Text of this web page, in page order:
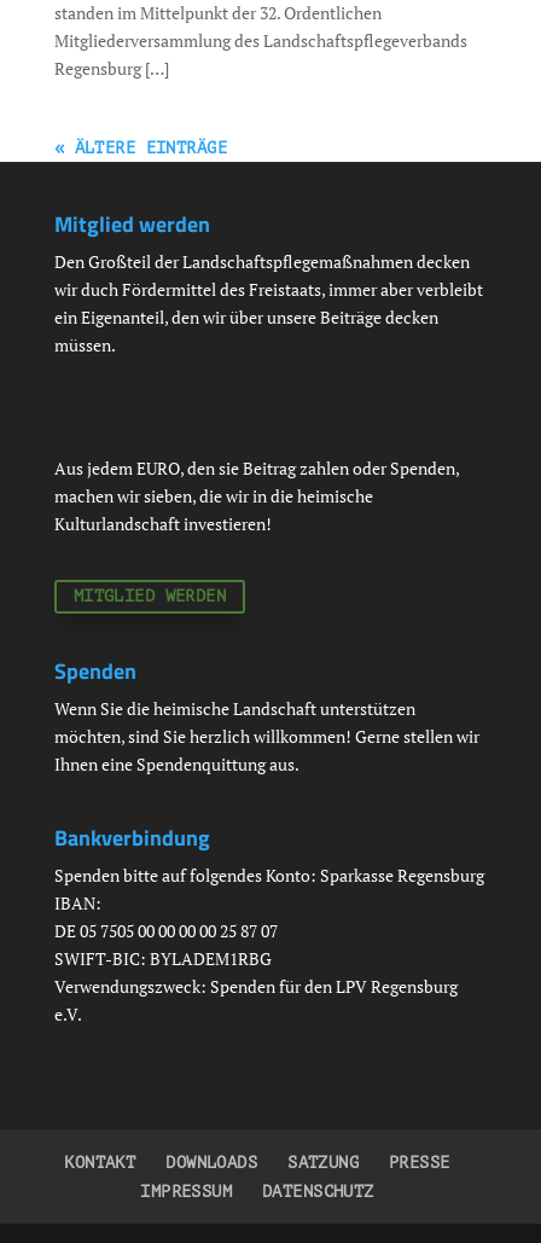
standen im Mittelpunkt der 32. Ordentlichen
Mitgliederversammlung des Landschaftspflegeverbands
Regensburg […]
« ÄLTERE EINTRÄGE
Mitglied werden
Den Großteil der Landschaftspflegemaßnahmen decken
wir duch Fördermittel des Freistaats, immer aber verbleibt
ein Eigenanteil, den wir über unsere Beiträge decken
müssen.
Aus jedem EURO, den sie Beitrag zahlen oder Spenden,
machen wir sieben, die wir in die heimische
Kulturlandschaft investieren!
MITGLIED WERDEN
Spenden
Wenn Sie die heimische Landschaft unterstützen
möchten, sind Sie herzlich willkommen! Gerne stellen wir
Ihnen eine Spendenquittung aus.
Bankverbindung
Spenden bitte auf folgendes Konto: Sparkasse Regensburg
IBAN:
DE 05 7505 00 00 00 00 25 87 07
SWIFT-BIC: BYLADEM1RBG
Verwendungszweck: Spenden für den LPV Regensburg
e.V.
KONTAKT DOWNLOADS SATZUNG
PRESSE
IMPRESSUM
DATENSCHUTZ